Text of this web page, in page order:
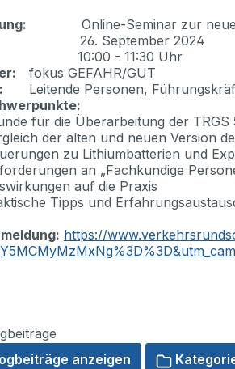
Online-Seminar zur
26. September 2024
10:00 - 11:30 Uhr
fokus GEFAHR/GUT
Leitende Personen,
für die Überarbeitung der TRGS
der alten und neuen Version
zu Lithiumbatterien und
an „Fachkundige
auf die Praxis
Tipps und
https://
anzeigen